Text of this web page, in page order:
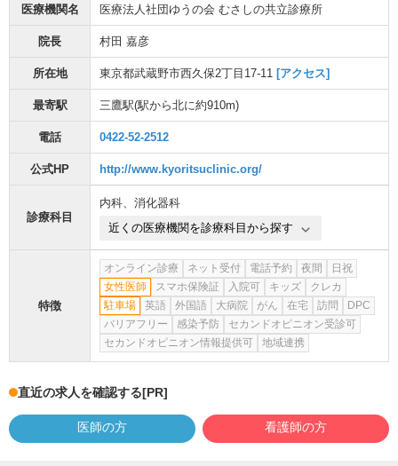
医療機関名 医療法人社団ゆうの会 むさしの共立診療所
院長 村田 嘉彦
所在地 東京都武蔵野市西久保2丁目17-11 [アクセス]
最寄駅 三鷹駅(駅から北に約910m)
電話 0422-52-2512
公式HP http://www.kyoritsuclinic.org/
診療科目
内科、 消化器科
近くの医療機関を診療科目から探す
特徴
オンライン診療 ネット受付 電話予約 夜間
日祝
女性医師
スマホ保険証 入院可 キッズ
クレカ
駐車場
英語 外国語 大病院 がん 在宅 訪問
DPC
バリアフリー
感染予防
セカンドオピニオン受診可
セカンドオピニオン情報提供可
地域連携
直近の求人を確認する[PR]
医師の方 看護師の方